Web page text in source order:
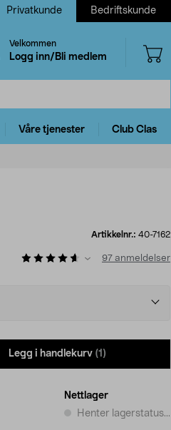
Privatkunde Bedriftskunde
Velkommen
Logg inn/Bli medlem
Våre tjenester Club Clas
Artikkelnr.: 40-7162
97 anmeldelser
Legg i handlekurv (1)
Nettlager
Henter lagerstatus...